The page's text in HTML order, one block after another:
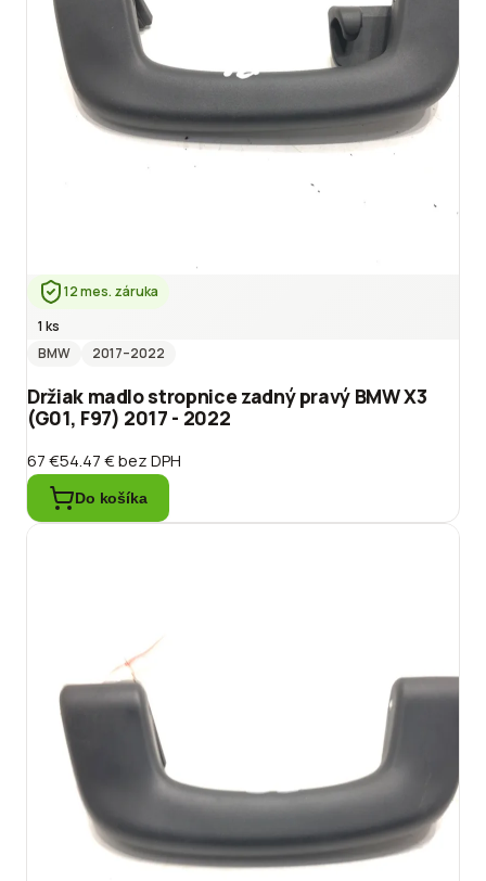
12 mes. záruka
1 ks
BMW
2017–2022
Držiak madlo stropnice zadný pravý BMW X3
(G01, F97) 2017 - 2022
67 €54.47 €bez DPH
Do košíka